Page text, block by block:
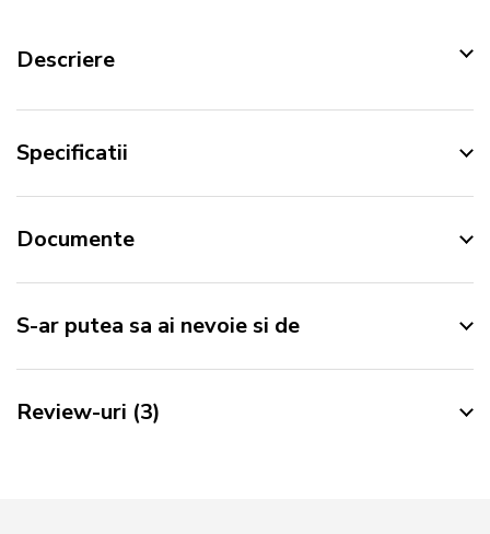
Descriere
Specificatii
Documente
S-ar putea sa ai nevoie si de
Review-uri 3